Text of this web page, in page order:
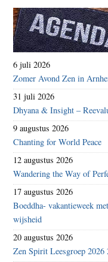
6 juli 2026
Zomer Avond Zen in
31 juli 2026
Dhyana & Insight –
9 augustus 2026
Chanting for World Peace
12 augustus 2026
Wandering the Way of
17 augustus 2026
Boeddha- vakantieweek
wijsheid
20 augustus 2026
Zen Spirit Leesgroep